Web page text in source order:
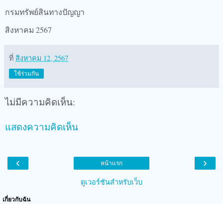
กรมทรัพย์สินทางปัญญา
สิงหาคม 2567
ที่ สิงหาคม 12, 2567
ใช้ร่วมกัน
ไม่มีความคิดเห็น:
แสดงความคิดเห็น
‹ ›
หน้าแรก
ดูเวอร์ชันสำหรับเว็บ
เกี่ยวกับฉัน